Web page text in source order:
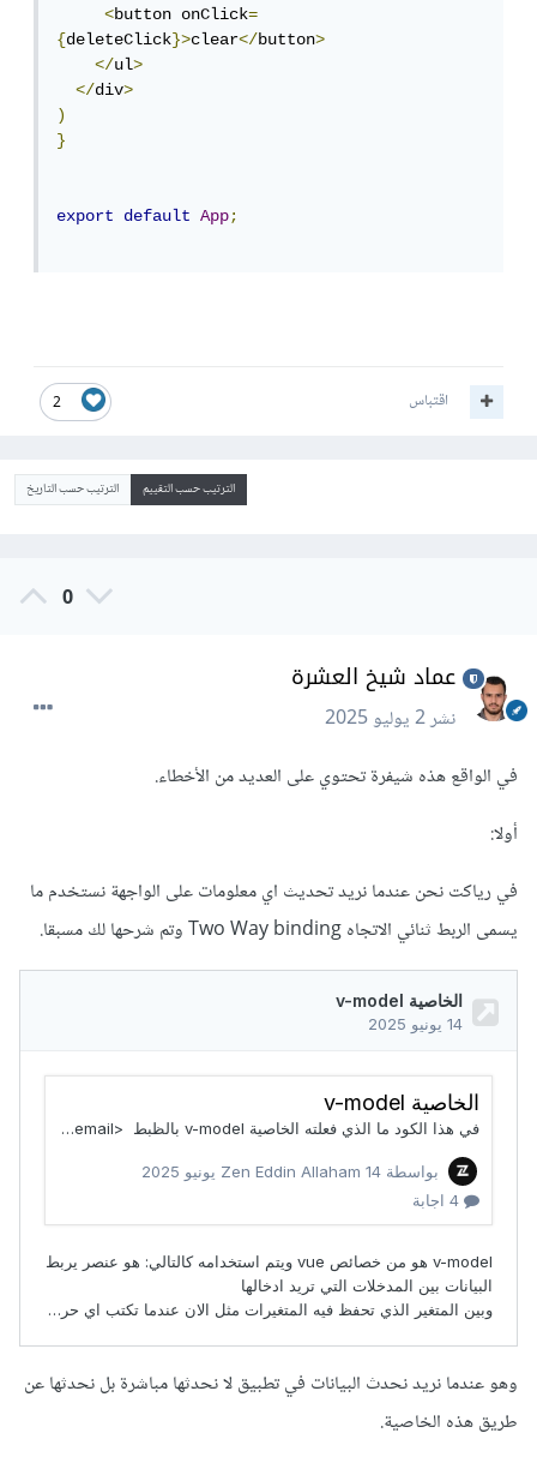
<button onClick=
{deleteClick}>clear</button>
</ul>
</div>
)
}
export default App;
2 اقتباس
الترتيب حسب التقييم الترتيب حسب التاريخ
0
عماد شيخ العشرة
نشر2 يوليو 2025
في الواقع هذه شيفرة تحتوي على العديد من الأخطاء.
أولا:
في رياكت نحن عندما نريد تحديث اي معلومات على الواجهة نستخدم ما
يسمى الربط ثنائي الاتجاه Two Way binding وتم شرحها لك مسبقا.
وهو عندما نريد نحدث البيانات في تطبيق لا نحدثها مباشرة بل نحدثها عن
طريق هذه الخاصية.